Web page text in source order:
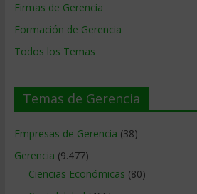
Firmas de Gerencia
Formación de Gerencia
Todos los Temas
Temas de Gerencia
Empresas de Gerencia (38)
Gerencia (9.477)
Ciencias Económicas (80)